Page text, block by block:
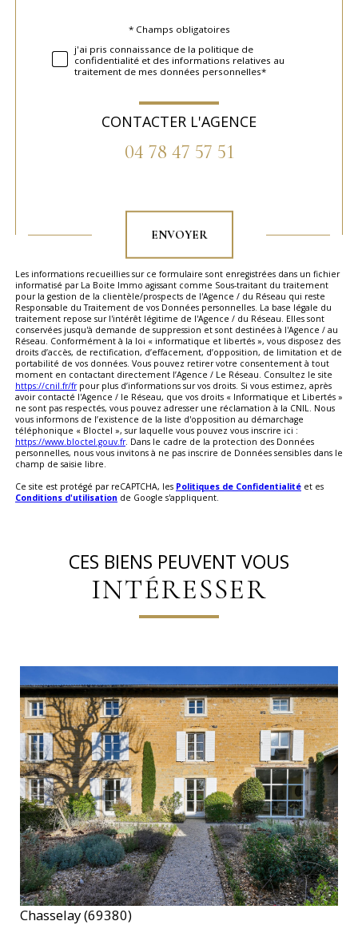
Validation* Champs obligatoires
j'ai pris connaissance de la politique de
confidentialité et des informations relatives au
traitement de mes données personnelles*
CONTACTER L'AGENCE
04 78 47 57 51
ENVOYER
Les informations recueillies sur ce formulaire sont enregistrées dans un fichier
informatisé par La Boite Immo agissant comme Sous-traitant du traitement
pour la gestion de la clientèle/prospects de l'Agence / du Réseau qui reste
Responsable du Traitement de vos Données personnelles. La base légale du
traitement repose sur l'intérêt légitime de l'Agence / du Réseau. Elles sont
conservées jusqu'à demande de suppression et sont destinées à l'Agence / au
Réseau. Conformément à la loi « informatique et libertés », vous disposez des
droits d’accès, de rectification, d’effacement, d’opposition, de limitation et de
portabilité de vos données. Vous pouvez retirer votre consentement à tout
moment en contactant directement l’Agence / Le Réseau. Consultez le site
https://cnil.fr/frpour plus d’informations sur vos droits. Si vous estimez, après
avoir contacté l'Agence / le Réseau, que vos droits « Informatique et Libertés »
ne sont pas respectés, vous pouvez adresser une réclamation à la CNIL. Nous
vous informons de l’existence de la liste d'opposition au démarchage
téléphonique « Bloctel », sur laquelle vous pouvez vous inscrire ici :
https://www.bloctel.gouv.fr. Dans le cadre de la protection des Données
personnelles, nous vous invitons à ne pas inscrire de Données sensibles dans le
champ de saisie libre.
Ce site est protégé par reCAPTCHA, les Politiques de Confidentialité et es
Conditions d'utilisation de Google s'appliquent.
CES BIENS PEUVENT VOUS
INTÉRESSER
VOIR LE BIEN
Chasselay (69380)